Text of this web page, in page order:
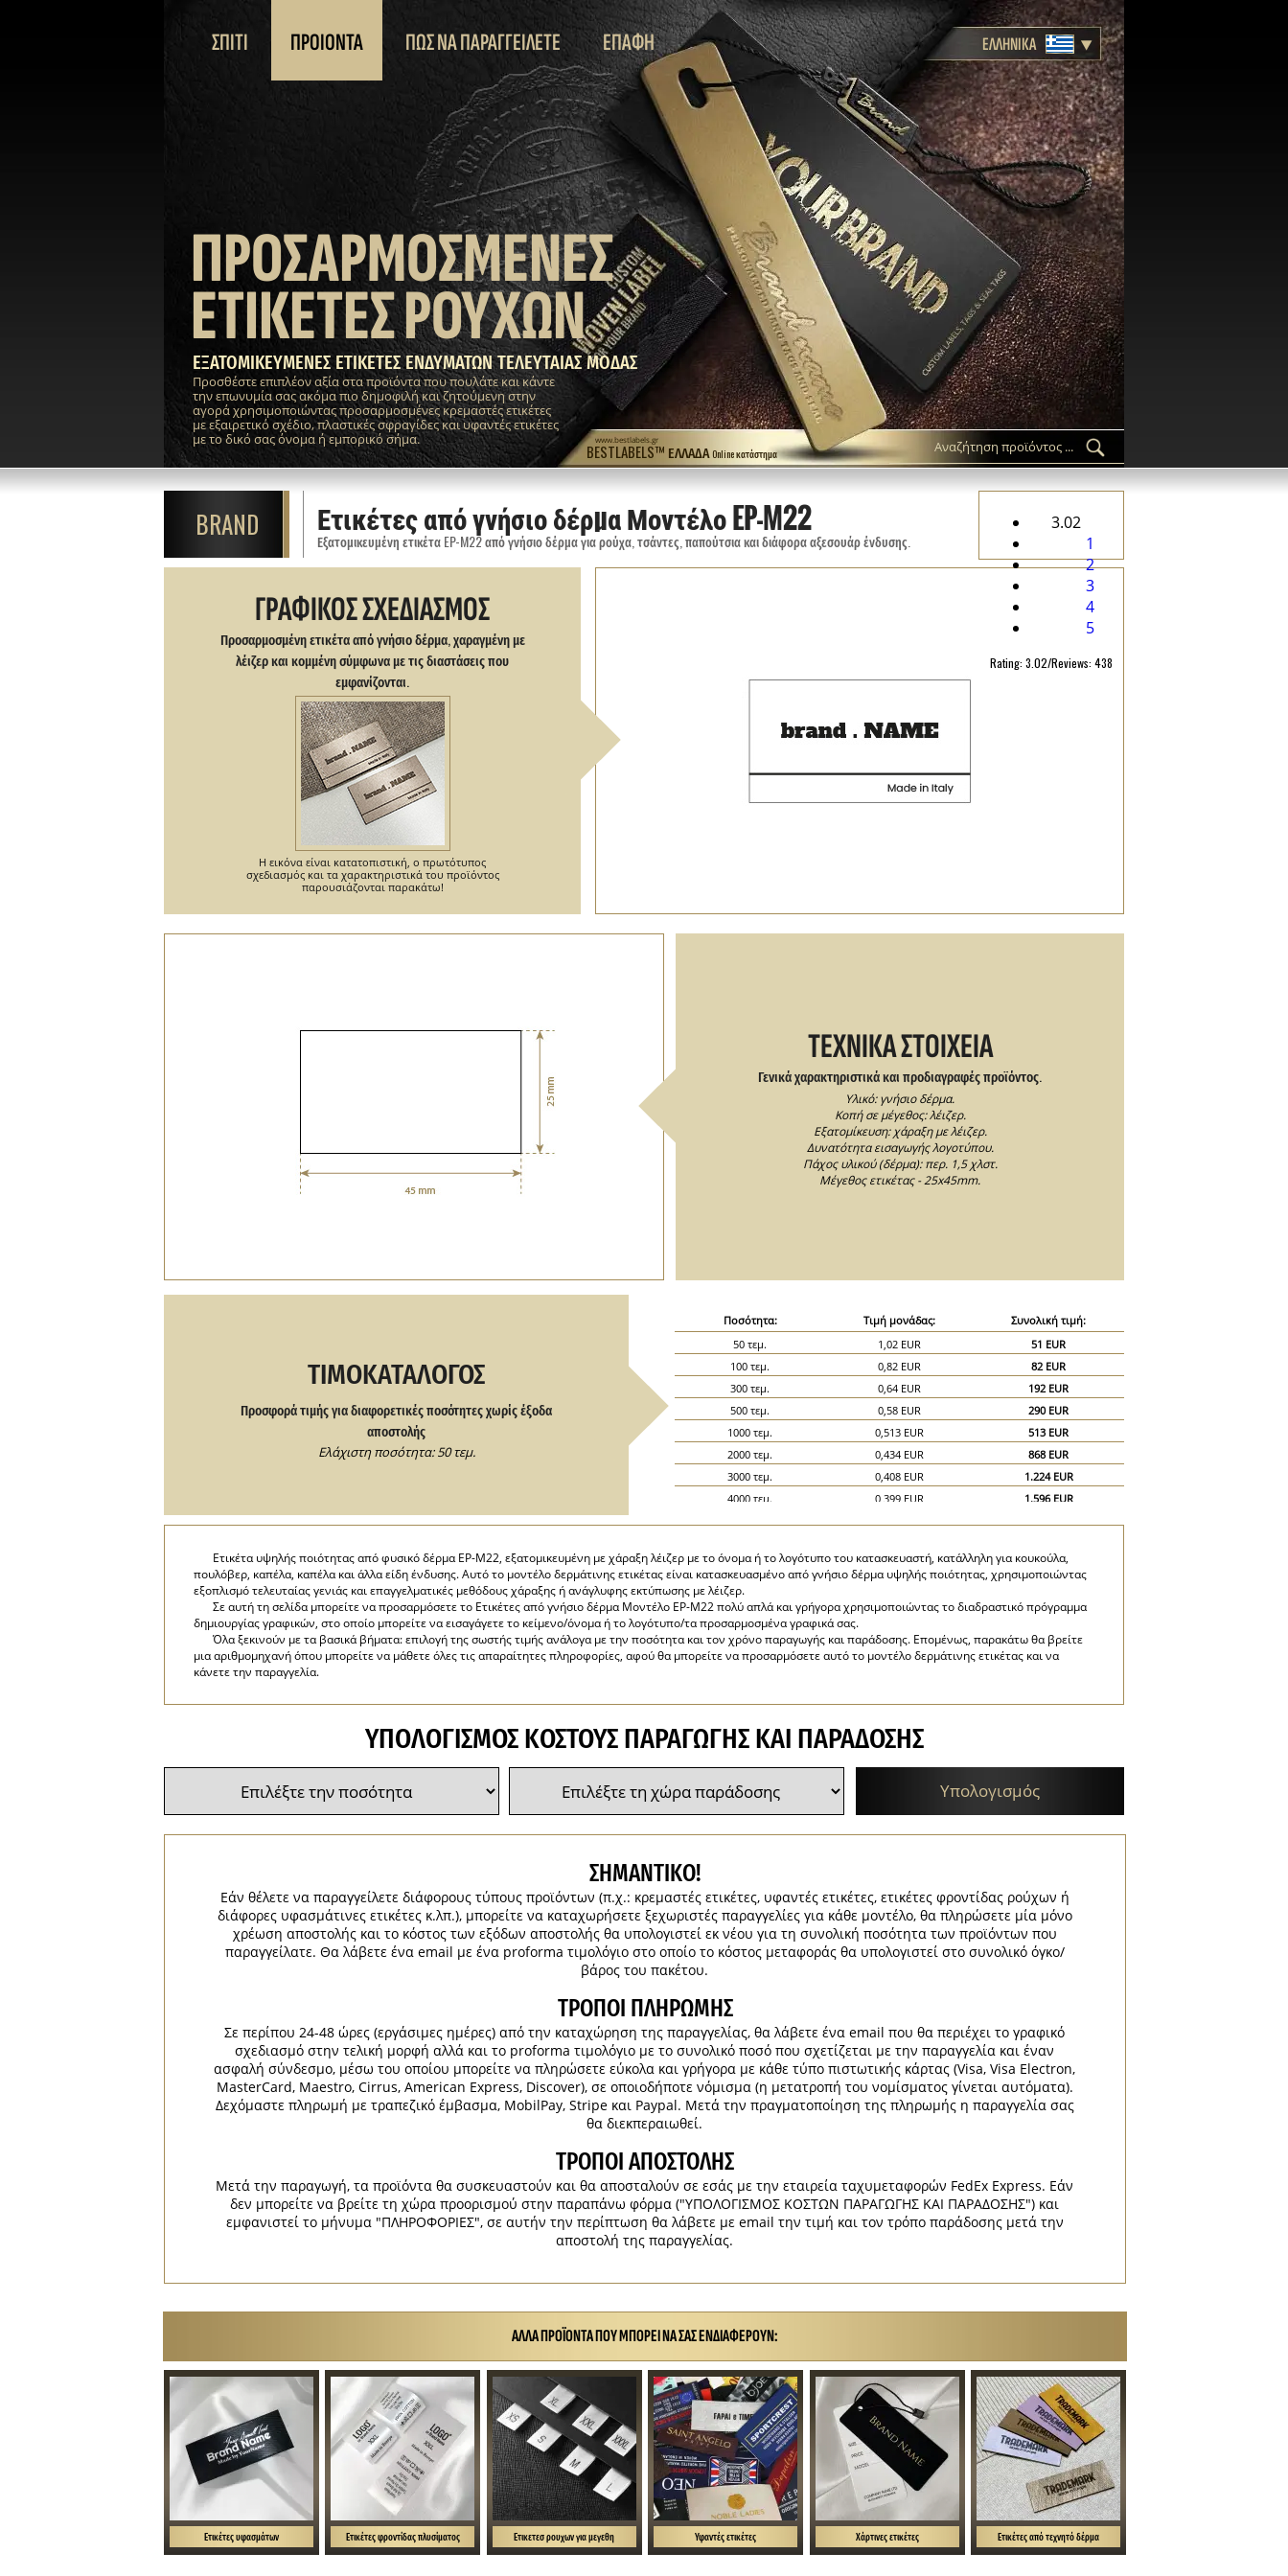
BESTLABELS™ ΕΛΛΆΔΑ Online κατάστημα
www.bestlabels.gr
ΠΡΟΣΑΡΜΟΣΜΕΝΕΣ
ΕΤΙΚΕΤΕΣ ΡΟΥΧΩΝ
ΕΞΑΤΟΜΙΚΕΥΜΕΝΕΣ ΕΤΙΚΕΤΕΣ ΕΝΔΥΜΑΤΩΝ ΤΕΛΕΥΤΑΙΑΣ ΜΟΔΑΣ
Προσθέστε επιπλέον αξία στα προϊόντα που πουλάτε και κάντε
την επωνυμία σας ακόμα πιο δημοφιλή και ζητούμενη στην
αγορά χρησιμοποιώντας προσαρμοσμένες κρεμαστές ετικέτες
με εξαιρετικό σχέδιο, πλαστικές σφραγίδες και υφαντές ετικέτες
με το δικό σας όνομα ή εμπορικό σήμα.
ΣΠΙΤΙ ΠΡΟΙΟΝΤΑ ΠΩΣ ΝΑ ΠΑΡΑΓΓΕΙΛΕΤΕ ΕΠΑΦΗ ΕΛΛΗΝΙΚΑ
BRAND Ετικέτες από γνήσιο δέρμα Μοντέλο EP-M22
Εξατομικευμένη ετικέτα EP-M22 από γνήσιο δέρμα για ρούχα, τσάντες, παπούτσια και διάφορα αξεσουάρ ένδυσης.
3.02
1
2
3
4
5
Rating: 3.02/Reviews: 438
ΓΡΑΦΙΚΟΣ ΣΧΕΔΙΑΣΜΟΣ
Προσαρμοσμένη ετικέτα από γνήσιο δέρμα, χαραγμένη με
λέιζερ και κομμένη σύμφωνα με τις διαστάσεις που
εμφανίζονται.
Η εικόνα είναι κατατοπιστική, ο πρωτότυπος
σχεδιασμός και τα χαρακτηριστικά του προϊόντος
παρουσιάζονται παρακάτω!
ΤΕΧΝΙΚΑ ΣΤΟΙΧΕΙΑ
Γενικά χαρακτηριστικά και προδιαγραφές προϊόντος.
Υλικό: γνήσιο δέρμα.
Κοπή σε μέγεθος: λέιζερ.
Εξατομίκευση: χάραξη με λέιζερ.
Δυνατότητα εισαγωγής λογοτύπου.
Πάχος υλικού (δέρμα): περ. 1,5 χλστ.
Μέγεθος ετικέτας - 25x45mm.
ΤΙΜΟΚΑΤΆΛΟΓΟΣ
Προσφορά τιμής για διαφορετικές ποσότητες χωρίς έξοδα
αποστολής
Ελάχιστη ποσότητα: 50 τεμ.
Ποσότητα: Τιμή μονάδας:
Συνολική τιμή:
50 τεμ.
1,02 EUR
51 EUR
100 τεμ.
0,82 EUR
82 EUR
300 τεμ.
0,64 EUR
192 EUR
500 τεμ.
0,58 EUR
290 EUR
1000 τεμ.
0,513 EUR
513 EUR
2000 τεμ.
0,434 EUR
868 EUR
3000 τεμ.
0,408 EUR
1.224 EUR
4000 τεμ.
0,399 EUR
1.596 EUR
Ετικέτα υψηλής ποιότητας από φυσικό δέρμα EP-M22, εξατομικευμένη με χάραξη λέιζερ με το όνομα ή το λογότυπο του κατασκευαστή, κατάλληλη για κουκούλα,
πουλόβερ, καπέλα, καπέλα και άλλα είδη ένδυσης. Αυτό το μοντέλο δερμάτινης ετικέτας είναι κατασκευασμένο από γνήσιο δέρμα υψηλής ποιότητας, χρησιμοποιώντας
εξοπλισμό τελευταίας γενιάς και επαγγελματικές μεθόδους χάραξης ή ανάγλυφης εκτύπωσης με λέιζερ.
Σε αυτή τη σελίδα μπορείτε να προσαρμόσετε το Ετικέτες από γνήσιο δέρμα Μοντέλο EP-M22 πολύ απλά και γρήγορα χρησιμοποιώντας το διαδραστικό πρόγραμμα
δημιουργίας γραφικών, στο οποίο μπορείτε να εισαγάγετε το κείμενο/όνομα ή το λογότυπο/τα προσαρμοσμένα γραφικά σας.
Όλα ξεκινούν με τα βασικά βήματα: επιλογή της σωστής τιμής ανάλογα με την ποσότητα και τον χρόνο παραγωγής και παράδοσης. Επομένως, παρακάτω θα βρείτε
μια αριθμομηχανή όπου μπορείτε να μάθετε όλες τις απαραίτητες πληροφορίες, αφού θα μπορείτε να προσαρμόσετε αυτό το μοντέλο δερμάτινης ετικέτας και να
κάνετε την παραγγελία.
ΥΠΟΛΟΓΙΣΜΌΣ ΚΌΣΤΟΥΣ ΠΑΡΑΓΩΓΉΣ ΚΑΙ ΠΑΡΆΔΟΣΗΣ
Υπολογισμός
ΣΗΜΑΝΤΙΚΟ!
Εάν θέλετε να παραγγείλετε διάφορους τύπους προϊόντων (π.χ.: κρεμαστές ετικέτες, υφαντές ετικέτες, ετικέτες φροντίδας ρούχων ή
διάφορες υφασμάτινες ετικέτες κ.λπ.), μπορείτε να καταχωρήσετε ξεχωριστές παραγγελίες για κάθε μοντέλο, θα πληρώσετε μία μόνο
χρέωση αποστολής και το κόστος των εξόδων αποστολής θα υπολογιστεί εκ νέου για τη συνολική ποσότητα των προϊόντων που
παραγγείλατε. Θα λάβετε ένα email με ένα proforma τιμολόγιο στο οποίο το κόστος μεταφοράς θα υπολογιστεί στο συνολικό όγκο/
βάρος του πακέτου.
ΤΡΌΠΟΙ ΠΛΗΡΩΜΉΣ
Σε περίπου 24-48 ώρες (εργάσιμες ημέρες) από την καταχώρηση της παραγγελίας, θα λάβετε ένα email που θα περιέχει το γραφικό
σχεδιασμό στην τελική μορφή αλλά και το proforma τιμολόγιο με το συνολικό ποσό που σχετίζεται με την παραγγελία και έναν
ασφαλή σύνδεσμο, μέσω του οποίου μπορείτε να πληρώσετε εύκολα και γρήγορα με κάθε τύπο πιστωτικής κάρτας (Visa, Visa Electron,
MasterCard, Maestro, Cirrus, American Express, Discover), σε οποιοδήποτε νόμισμα (η μετατροπή του νομίσματος γίνεται αυτόματα).
Δεχόμαστε πληρωμή με τραπεζικό έμβασμα, MobilPay, Stripe και Paypal. Μετά την πραγματοποίηση της πληρωμής η παραγγελία σας
θα διεκπεραιωθεί.
ΤΡΌΠΟΙ ΑΠΟΣΤΟΛΉΣ
Μετά την παραγωγή, τα προϊόντα θα συσκευαστούν και θα αποσταλούν σε εσάς με την εταιρεία ταχυμεταφορών FedEx Express. Εάν
δεν μπορείτε να βρείτε τη χώρα προορισμού στην παραπάνω φόρμα ("ΥΠΟΛΟΓΙΣΜΟΣ ΚΟΣΤΩΝ ΠΑΡΑΓΩΓΗΣ ΚΑΙ ΠΑΡΑΔΟΣΗΣ") και
εμφανιστεί το μήνυμα "ΠΛΗΡΟΦΟΡΙΕΣ", σε αυτήν την περίπτωση θα λάβετε με email την τιμή και τον τρόπο παράδοσης μετά την
αποστολή της παραγγελίας.
ΆΛΛΑ ΠΡΟΪΌΝΤΑ ΠΟΥ ΜΠΟΡΕΊ ΝΑ ΣΑΣ ΕΝΔΙΑΦΈΡΟΥΝ:
Ετικέτες υφασμάτων Ετικέτες φροντίδας πλυσίματος Ετικετεσ ρουχων για μεγεθη Υφαντές ετικέτες Χάρτινες ετικέτες Ετικέτες από τεχνητό δέρμα